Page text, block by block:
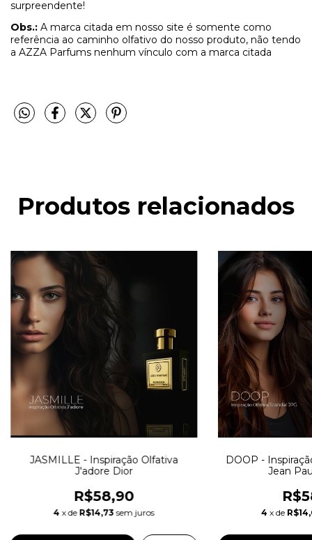
surpreendente!
Obs.: A marca citada em nosso site é somente como
referência ao caminho olfativo do nosso produto, não tendo
a AZZA Parfums nenhum vínculo com a marca citada
Produtos relacionados
JASMILLE - Inspiração Olfativa
J'adore Dior
R$58,90
4 x de R$14,73 sem juros
DOOP -
Jean
4 x de